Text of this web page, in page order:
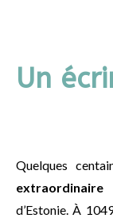
Un
Quelques
d’Estonie.À